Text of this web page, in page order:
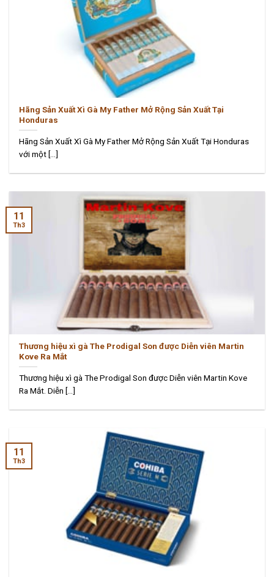
Hãng Sản Xuất Xì Gà My Father Mở Rộng Sản Xuất Tại
Honduras
Hãng Sản Xuất Xì Gà My Father Mở Rộng Sản Xuất Tại Honduras
với một [...]
Thương hiệu xì gà The Prodigal Son được Diễn viên Martin
Kove Ra Mắt
Thương hiệu xì gà The Prodigal Son được Diễn viên Martin Kove
Ra Mắt. Diễn [...]
11
Th3
11
Th3